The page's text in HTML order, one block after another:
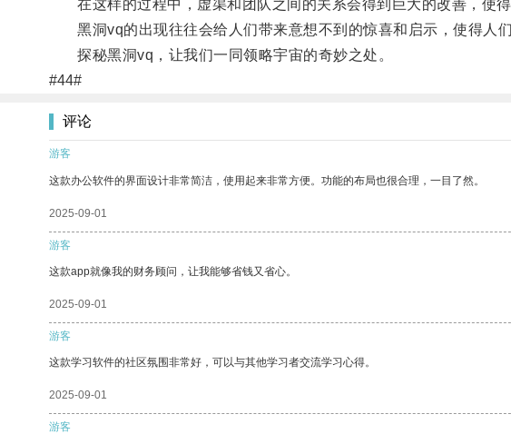
在这样的过程中，虚渠和团队之间的关系会得到巨大的改善，使得
黑洞vq的出现往往会给人们带来意想不到的惊喜和启示，使得人们
探秘黑洞vq，让我们一同领略宇宙的奇妙之处。
#44#
评论
游客
这款办公软件的界面设计非常简洁，使用起来非常方便。功能的布局也很合理，一目了然。
2025-09-01
游客
这款app就像我的财务顾问，让我能够省钱又省心。
2025-09-01
游客
这款学习软件的社区氛围非常好，可以与其他学习者交流学习心得。
2025-09-01
游客